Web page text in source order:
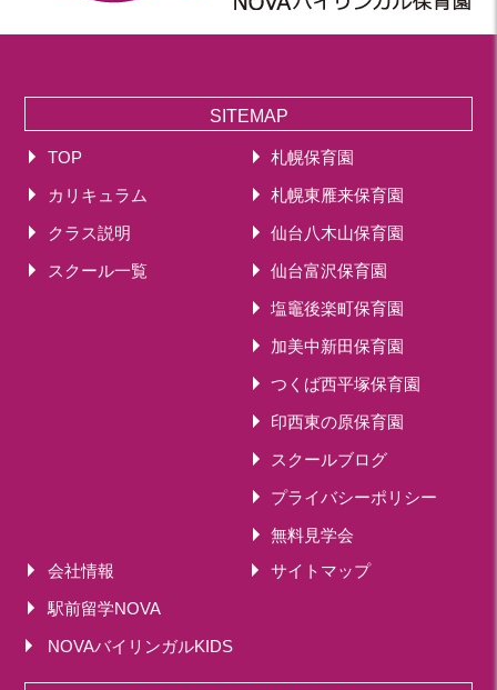
SITEMAP
TOP
カリキュラム
クラス説明
スクール一覧
札幌保育園
札幌東雁来保育園
仙台八木山保育園
仙台富沢保育園
塩竈後楽町保育園
加美中新田保育園
つくば西平塚保育園
印西東の原保育園
スクールブログ
プライバシーポリシー
無料見学会
会社情報
サイトマップ
駅前留学NOVA
NOVAバイリンガルKIDS